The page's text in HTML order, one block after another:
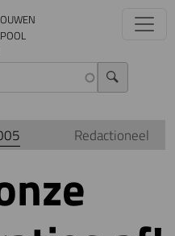
Redactioneel